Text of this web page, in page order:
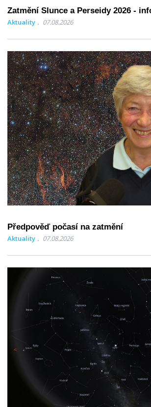
Zatmění Slunce a Perseidy 2026 -
Aktuality 07.08.2026
Předpověď počasí na zatmění
Aktuality 07.08.2026